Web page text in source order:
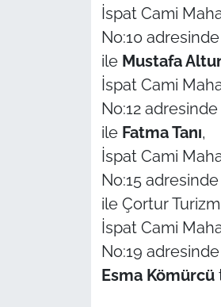
İspat Cami
No:10 adresinde
ile Mustafa
İspat Cami
No:12 adresinde
ile Fatma Tanı,
İspat Cami
No:15 adresinde
ile Çortur Turizm
İspat Cami
No:19
Esma Kömürcü
Gündem-Eğitim